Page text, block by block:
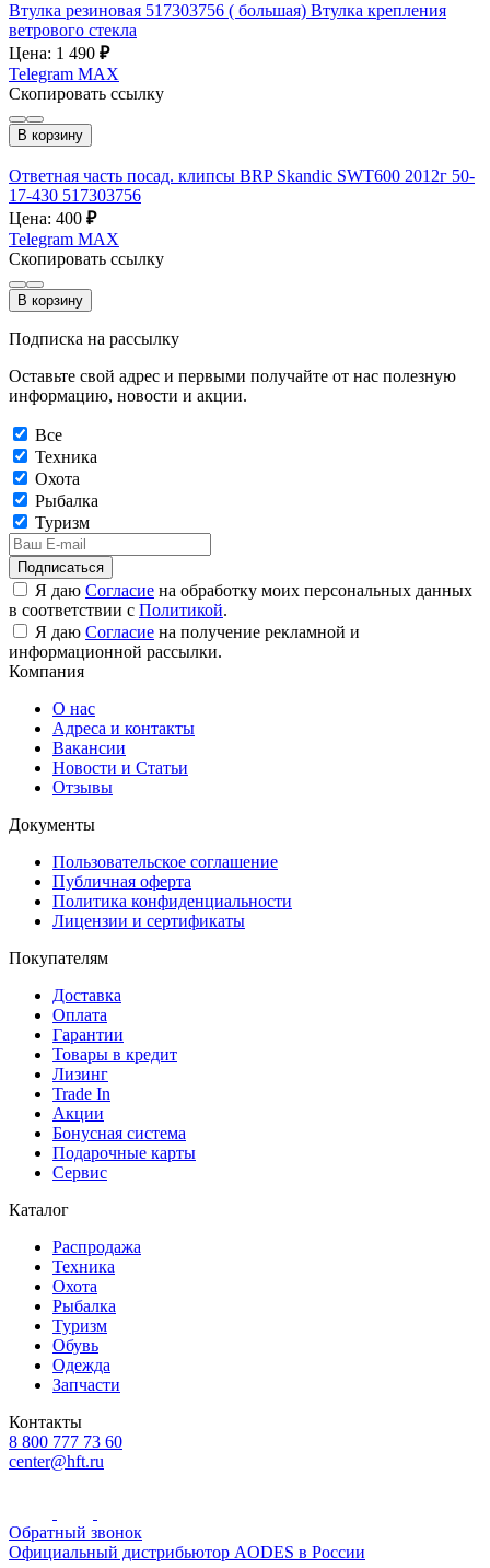
Втулка резиновая 517303756 ( большая) Втулка крепления
ветрового стекла
Цена: 1 490 ₽
Telegram MAX
Скопировать ссылку
В корзину
Ответная часть посад. клипсы BRP Skandic SWT600 2012г 50-
17-430 517303756
Цена: 400 ₽
Telegram MAX
Скопировать ссылку
В корзину
Подписка на рассылку
Оставьте свой адрес и первыми получайте от нас полезную
информацию, новости и акции.
Все
Техника
Охота
Рыбалка
Туризм
Подписаться
Я даю Согласие на обработку моих персональных данных
в соответствии с Политикой.
Я даю Согласие на получение рекламной и
информационной рассылки.
Компания
О нас
Адреса и контакты
Вакансии
Новости и Статьи
Отзывы
Документы
Пользовательское соглашение
Публичная оферта
Политика конфиденциальности
Лицензии и сертификаты
Покупателям
Доставка
Оплата
Гарантии
Товары в кредит
Лизинг
Trade In
Акции
Бонусная система
Подарочные карты
Сервис
Каталог
Распродажа
Техника
Охота
Рыбалка
Туризм
Обувь
Одежда
Запчасти
Контакты
8 800 777 73 60
center@hft.ru
Обратный звонок
Официальный дистрибьютор AODES в России